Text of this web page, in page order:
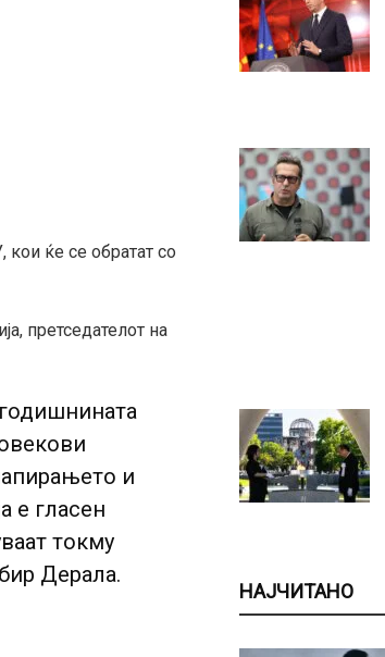
кои ќе се обратат со
претседателот на
и
е гласен
токму
Дерала.
НАЈЧИТАНО